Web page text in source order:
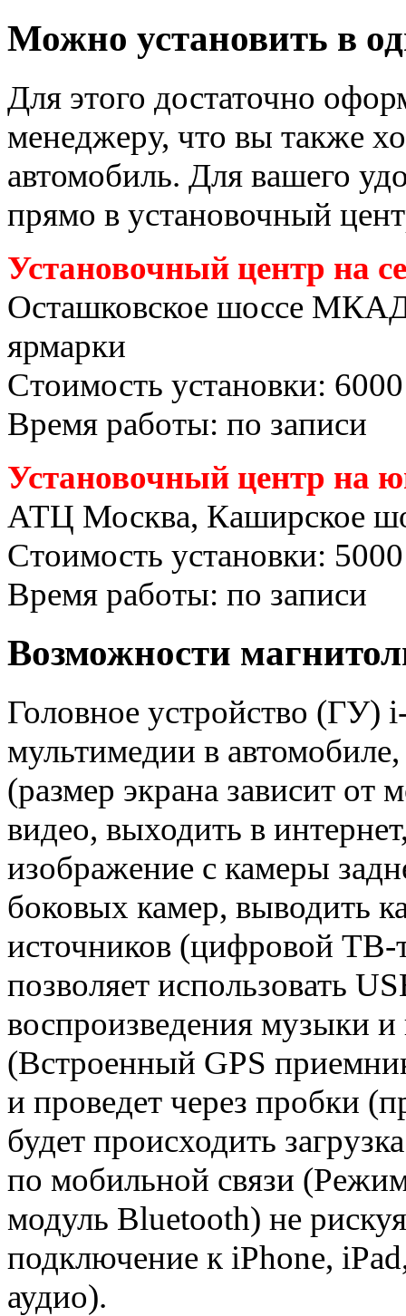
Можно установить в
Для этого достаточно
менеджеру, что вы также
автомобиль. Для вашего
прямо в установочный
Установочный центр на
Осташковское шоссе
ярмарки
Стоимость установки:
Время работы: по записи
Установочный центр на
АТЦ Москва, Каширское
Стоимость установки:
Время работы: по записи
Возможности
Головное устройство (ГУ)
мультимедии в
(размер экрана зависит от
видео, выходить в
изображение с камеры
боковых камер, выводить
источников (цифровой
позволяет использовать
воспроизведения
(Встроенный GPS
и проведет через пробки
будет происходить
по мобильной связи
модуль Bluetooth) не
подключение к iPhone,
аудио).